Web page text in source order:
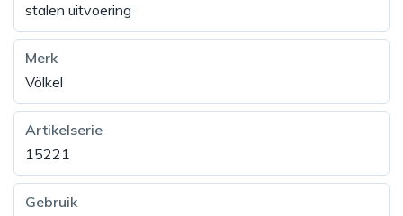
stalen uitvoering
Merk
Völkel
Artikelserie
15221
Gebruik